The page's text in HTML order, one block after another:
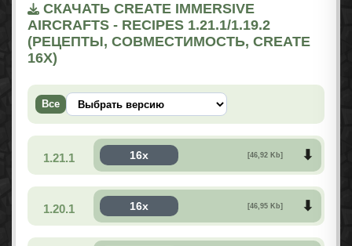
СКАЧАТЬ CREATE IMMERSIVE
AIRCRAFTS - RECIPES 1.21.1/1.19.2
(РЕЦЕПТЫ, СОВМЕСТИМОСТЬ, CREATE
16X)
Все
1.21.1 16x [46,92 Kb]
1.20.1 16x [46,95 Kb]